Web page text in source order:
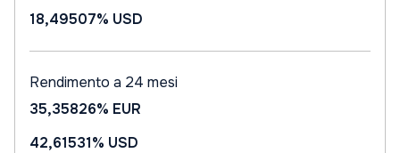
18,49507% USD
Rendimento a 24 mesi
35,35826% EUR
42,61531% USD